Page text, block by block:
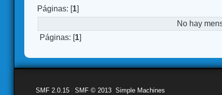
Páginas: [1]
No hay
Páginas: [1]
SMF 2.0.15 SMF © 2013 Simple Machines